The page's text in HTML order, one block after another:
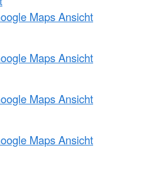
Maps Ansicht
Maps Ansicht
Maps Ansicht
Maps Ansicht